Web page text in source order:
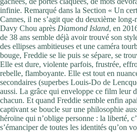
infinie. Remarqué dans la Section « Un
Cannes, il ne s’agit que du deuxième
Davy Chou après Diamond Island, en
de 38 ans semble déjà avoir trouvé son
des ellipses ambitieuses et une caméra
bouge, Freddie se lie puis se sépare, se
Elle est dure, violente parfois, frustrée,
rebelle, flamboyante. Elle est tout en
secondaires (superbes Louis-Do de
aussi. La grâce qui enveloppe ce film leur
chacun. Et quand Freddie semble enfin
captivant se boucle sur une philosophie
héroïne qui n’oblige personne : la liberté,
s’émanciper de toutes les identités qu’on